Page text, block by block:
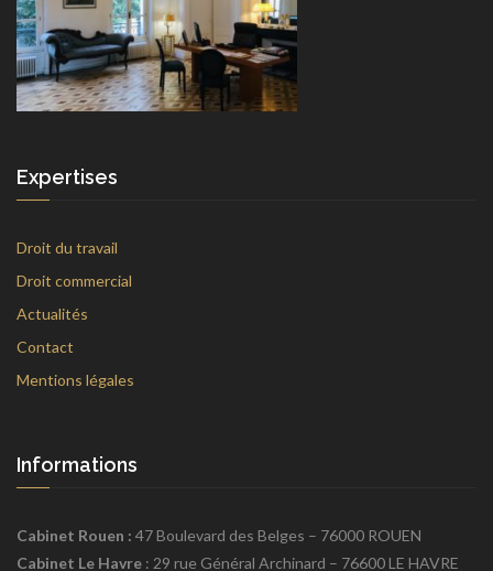
Expertises
Droit du travail
Droit commercial
Actualités
Contact
Mentions légales
Informations
Cabinet Rouen : 47 Boulevard des Belges – 76000 ROUEN
Cabinet Le Havre : 29 rue Général Archinard – 76600 LE HAVRE